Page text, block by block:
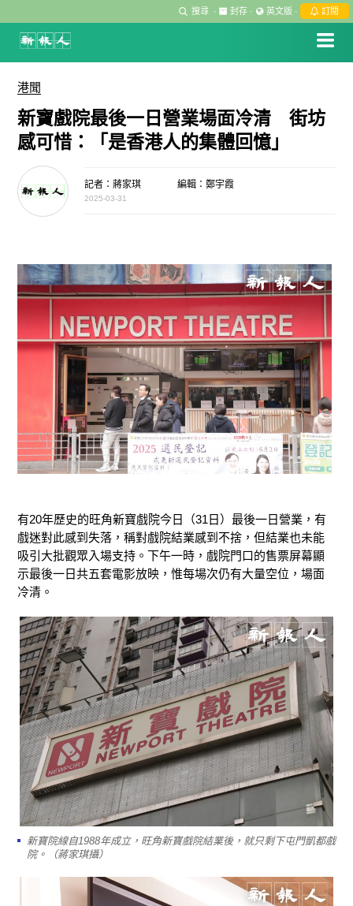
搜尋 · 封存 · 英文版 · 訂閱
港聞
新寶戲院最後一日營業場面冷清 街坊
感可惜：「是香港人的集體回憶」
記者：蔣家琪 編輯：鄭宇霞
2025-03-31
有20年歷史的旺角新寶戲院今日（31日）最後一日營業，有
戲迷對此感到失落，稱對戲院結業感到不捨，但結業也未能
吸引大批觀眾入場支持。下午一時，戲院門口的售票屏幕顯
示最後一日共五套電影放映，惟每場次仍有大量空位，場面
冷清。
新寶院線自1988年成立，旺角新寶戲院結業後，就只剩下屯門凱都戲
院。（蔣家琪攝）